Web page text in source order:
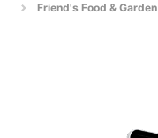
Friend's Food & Garden